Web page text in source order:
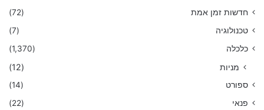
חדשות זמן אמת
(72)
טכנולוגיה
(7)
כלכלה
(1,370)
מניות (12)
ספורט
(14)
פנאי
(22)